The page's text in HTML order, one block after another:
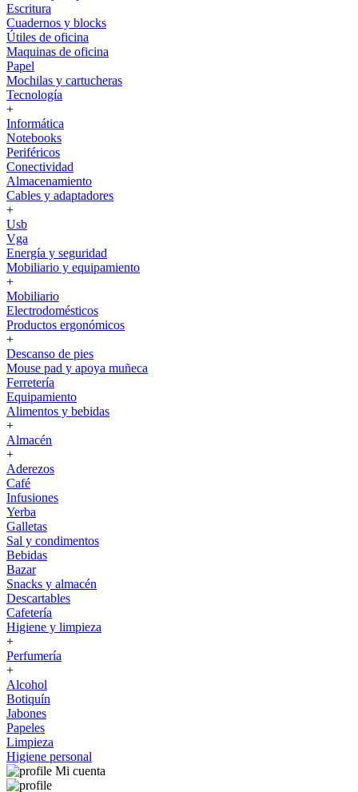
Escritura
Cuadernos y blocks
Útiles de oficina
Maquinas de oficina
Papel
Mochilas y cartucheras
Tecnología
+
Informática
Notebooks
Periféricos
Conectividad
Almacenamiento
Cables y adaptadores
+
Usb
Vga
Energía y seguridad
Mobiliario y equipamiento
+
Mobiliario
Electrodomésticos
Productos ergonómicos
+
Descanso de pies
Mouse pad y apoya muñeca
Ferretería
Equipamiento
Alimentos y bebidas
+
Almacén
+
Aderezos
Café
Infusiones
Yerba
Galletas
Sal y condimentos
Bebidas
Bazar
Snacks y almacén
Descartables
Cafetería
Higiene y limpieza
+
Perfumería
+
Alcohol
Botiquín
Jabones
Papeles
Limpieza
Higiene personal
Mi cuenta